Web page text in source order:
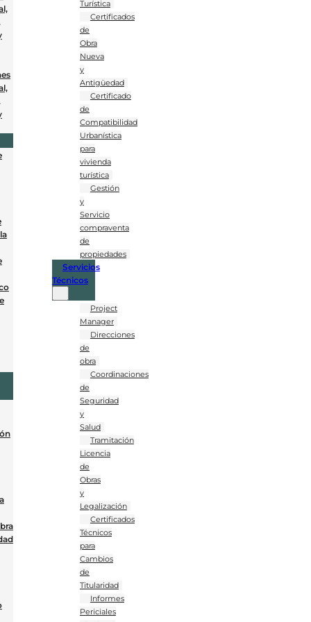
Turística
Certificados
de
Obra
Nueva
y
Antigüedad
Certificado
de
Compatibilidad
Urbanística
para
vivienda
turística
Gestión
y
Servicio
compraventa
de
propiedades
Servicios
Técnicos
Project
Manager
Direcciones
de
obra
Coordinaciones
de
Seguridad
y
Salud
Tramitación
Licencia
de
Obras
y
Legalización
Certificados
Técnicos
para
Cambios
de
Titularidad
Informes
Periciales